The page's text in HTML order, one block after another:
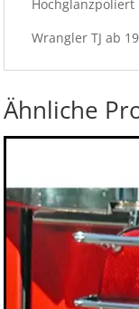
Wrangler TJ ab
Ähnliche